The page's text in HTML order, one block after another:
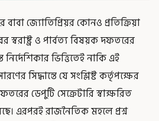
বাবা জ্যোতিপ্রিয়র কোনও প্রতিক্রিয়া
স্বরাষ্ট্র ও পার্বত্য বিষয়ক দফতরের
ভিত্তিতেই নাকি এই
সিদ্ধান্তে যে সংশ্লিষ্ট কর্তৃপক্ষের
ডেপুটি সেক্রেটারি স্বাক্ষরিত
এরপরই রাজনৈতিক মহলে প্রশ্ন